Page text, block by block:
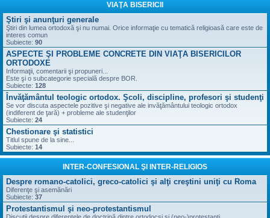
VIAŢA BISERICII
Ştiri şi anunţuri generale
Ştiri din lumea ortodoxă şi nu numai. Orice informaţie cu tematică religioasă care este de
interes comun
Subiecte: 90
ASPECTE ŞI PROBLEME CONCRETE DIN VIAŢA BISERICILOR
ORTODOXE
Informaţii, comentarii şi propuneri...
Este şi o subcategorie specială despre BOR.
Subiecte: 128
Învăţământul teologic ortodox. Şcoli, discipline, profesori şi studenţi
Se vor discuta aspectele pozitive şi negative ale invăţământului teologic ortodox
(indiferent de ţară) + probleme ale studenţilor
Subiecte: 24
Chestionare şi statistici
Titlul spune de la sine...
Subiecte: 14
INTER-CONFESIONAL ŞI INTER-RELIGIOS
Despre romano-catolici, greco-catolici şi alţi creştini uniţi cu Roma
Diferenţe şi asemănări
Subiecte: 37
Protestantismul şi neo-protestantismul